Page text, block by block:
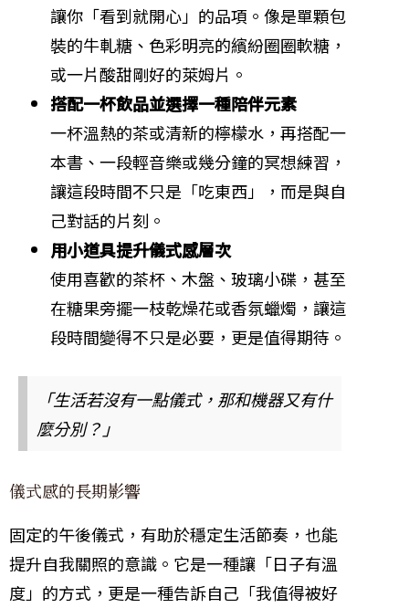
讓你「看到就開心」的品項。像是單顆包
裝的牛軋糖、色彩明亮的繽紛圈圈軟糖，
或一片酸甜剛好的萊姆片。
搭配一杯飲品並選擇一種陪伴元素
一杯溫熱的茶或清新的檸檬水，再搭配一
本書、一段輕音樂或幾分鐘的冥想練習，
讓這段時間不只是「吃東西」，而是與自
己對話的片刻。
用小道具提升儀式感層次
使用喜歡的茶杯、木盤、玻璃小碟，甚至
在糖果旁擺一枝乾燥花或香氛蠟燭，讓這
段時間變得不只是必要，更是值得期待。
「生活若沒有一點儀式，那和機器又有什
麼分別？」
儀式感的長期影響
固定的午後儀式，有助於穩定生活節奏，也能
提升自我關照的意識。它是一種讓「日子有溫
度」的方式，更是一種告訴自己「我值得被好